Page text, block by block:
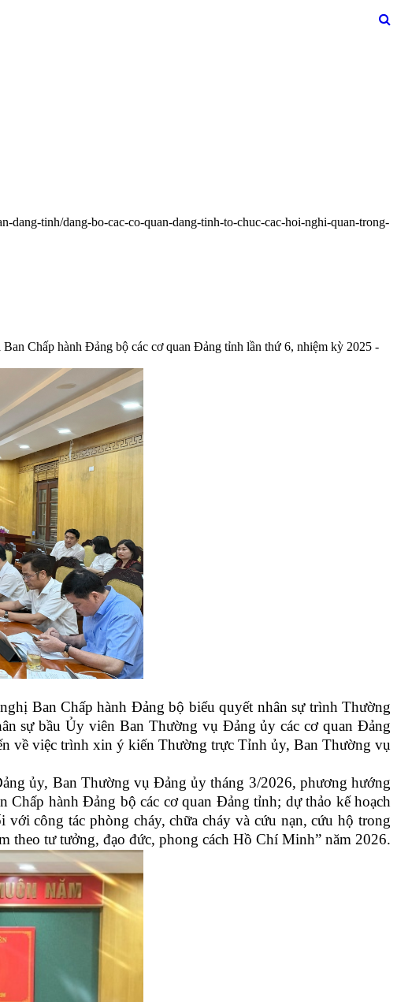
dang-tinh/dang-bo-cac-co-quan-dang-tinh-to-chuc-cac-hoi-nghi-quan-trong-
Chấp hành Đảng bộ các cơ quan Đảng tỉnh lần thứ 6, nhiệm kỳ 2025 -
Ban Chấp hành Đảng bộ biểu quyết nhân sự trình Thường
sự bầu Ủy viên Ban Thường vụ Đảng ủycác cơ quan Đảng
về việc trình xin ý kiến Thường trực Tỉnh ủy, Ban Thường vụ
ủy, Ban Thường vụ Đảng ủy tháng 3/2026, phương hướng
Chấp hành Đảng bộ các cơ quan Đảng tỉnh; dự thảo kế hoạch
công tác phòng cháy, chữa cháy và cứu nạn, cứu hộ trong
theo tư tưởng, đạo đức, phong cách Hồ Chí Minh” năm 2026.